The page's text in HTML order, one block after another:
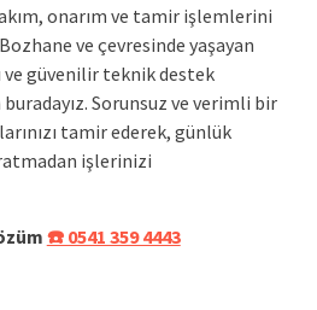
onarım ve tamir işlemlerini
ve çevresinde yaşayan
güvenilir teknik destek
Sorunsuz ve verimli bir
tamir ederek, günlük
işlerinizi
☎️ 0541 359 4443